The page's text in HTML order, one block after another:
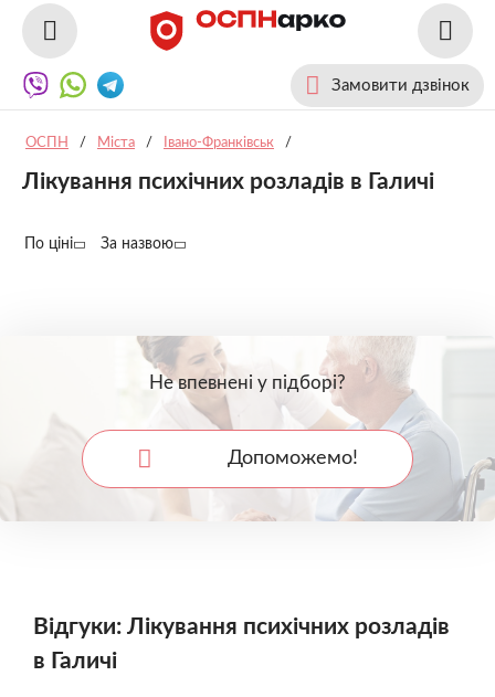
Замовити дзвінок
ОСПН / Міста / Івано-Франківськ /
Лікування психічних розладів в Галичі
По ціні За назвою
Не впевнені у підборі?
Допоможемо!
Відгуки: Лікування психічних розладів
в Галичі